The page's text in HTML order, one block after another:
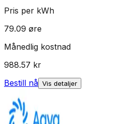
Pris per kWh
79.09 øre
Månedlig kostnad
988.57 kr
Bestill nå Vis detaljer